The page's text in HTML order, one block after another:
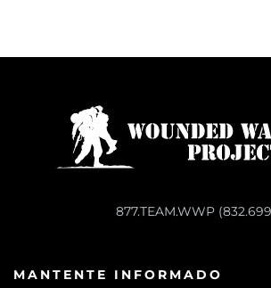
877.TEAM.WWP
MANTENTE INFORMADO